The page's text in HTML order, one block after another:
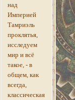
над
Империей
Тамриэль
проклятья,
исследуем
мир и всё
такое, - в
общем, как
всегда,
классическая